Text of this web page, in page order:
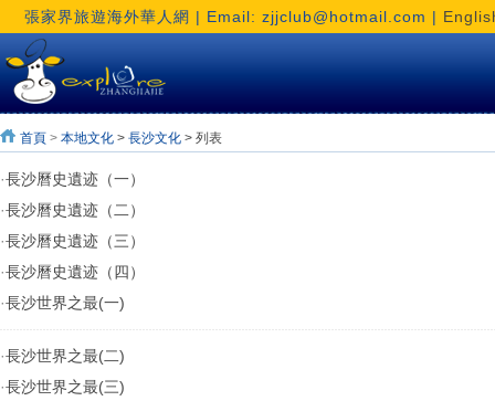
張家界旅遊海外華人網 | Email: zjjclub@hotmail.com |
首頁 > 本地文化 > 長沙文化 > 列表
·​長沙曆史遺迹（一）
·​長沙曆史遺迹（二）
·​長沙曆史遺迹（三）
·​長沙曆史遺迹（四）
·長沙世界之最(一)
·長沙世界之最(二)
·長沙世界之最(三)